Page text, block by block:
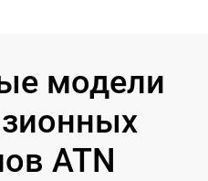
модели
ATN